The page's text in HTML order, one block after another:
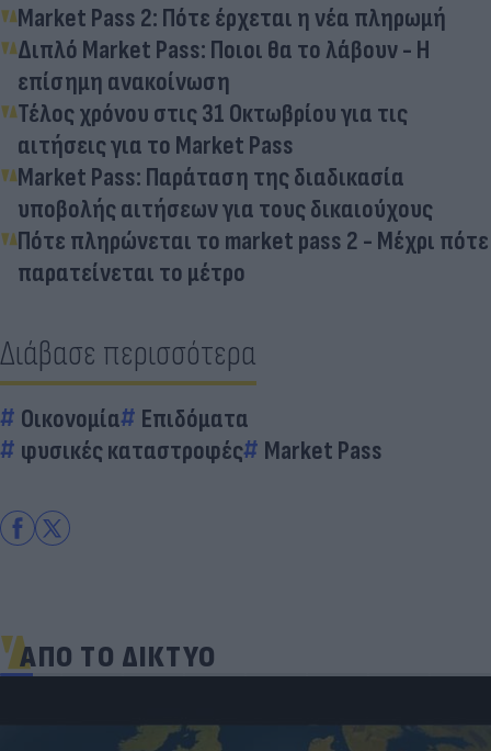
Market Pass 2: Πότε έρχεται η νέα πληρωμή
Διπλό Market Pass: Ποιοι θα το λάβουν - Η
επίσημη ανακοίνωση
Τέλος χρόνου στις 31 Οκτωβρίου για τις
αιτήσεις για το Market Pass
Μarket Pass: Παράταση της διαδικασία
υποβολής αιτήσεων για τους δικαιούχους
Πότε πληρώνεται το market pass 2 - Μέχρι πότε
παρατείνεται το μέτρο
Διάβασε περισσότερα
Οικονομία
Επιδόματα
φυσικές καταστροφές
Market Pass
ΑΠΟ ΤΟ ΔΙΚΤΥΟ